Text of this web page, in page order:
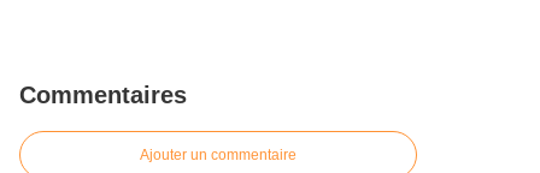
Commentaires
Ajouter un commentaire